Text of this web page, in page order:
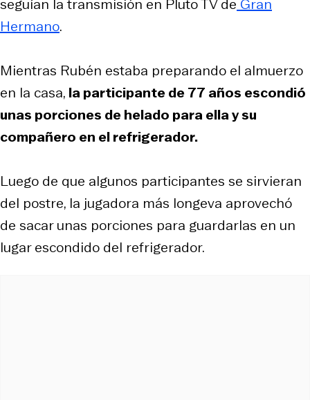
seguían la transmisión en Pluto TV de Gran
Hermano.
Mientras Rubén estaba preparando el almuerzo
en la casa, la participante de 77 años escondió
unas porciones de helado para ella y su
compañero en el refrigerador.
Luego de que algunos participantes se sirvieran
del postre, la jugadora más longeva aprovechó
de sacar unas porciones para guardarlas en un
lugar escondido del refrigerador.